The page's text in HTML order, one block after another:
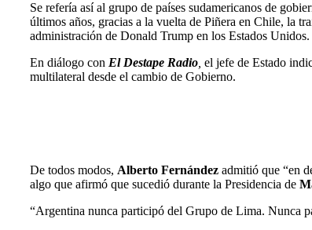
Se refería así al grupo de países sudamericanos de
últimos años, gracias a la vuelta de Piñera en Chile, la
administración de Donald Trump en los Estados Unidos.
En diálogo con El Destape Radio el jefe de Estado
multilateral desde el cambio de Gobierno.
De todos modos, Alberto Fernández admitió que “en
algo que afirmó que sucedió durante la Presidencia de
“Argentina nunca participó del Grupo de Lima. Nunca